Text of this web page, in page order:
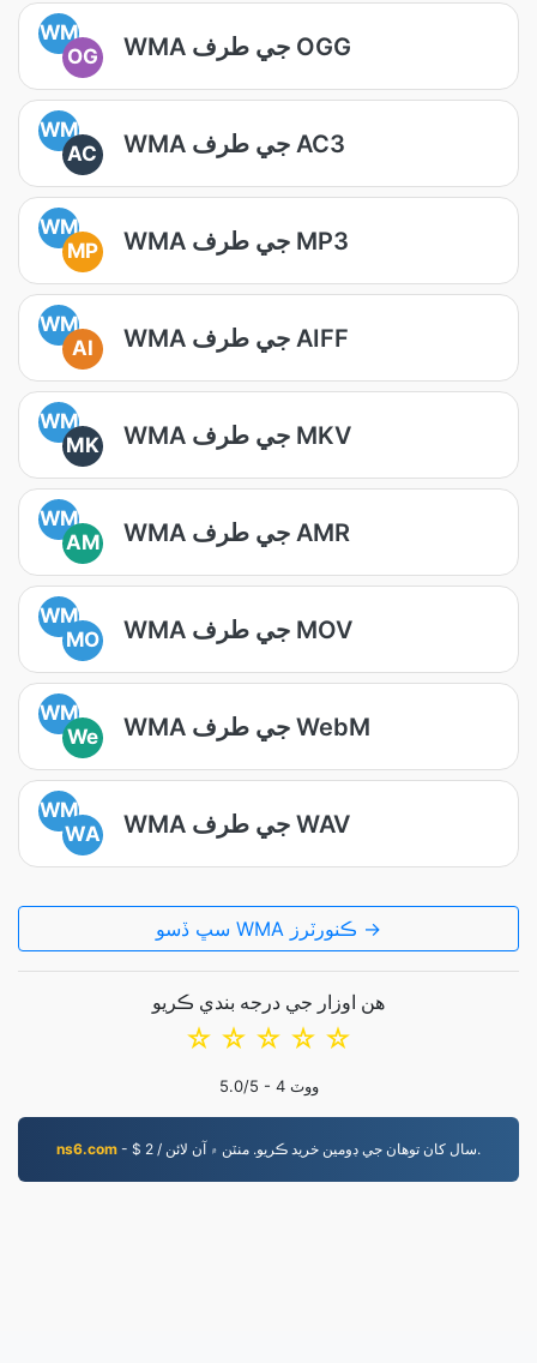
WM
OG
WMA جي طرف OGG
WM
AC
WMA جي طرف AC3
WM
MP
WMA جي طرف MP3
WM
AI
WMA جي طرف AIFF
WM
MK
WMA جي طرف MKV
WM
AM
WMA جي طرف AMR
WM
MO
WMA جي طرف MOV
WM
We
WMA جي طرف WebM
WM
WA
WMA جي طرف WAV
سڀ ڏسو WMA ڪنورٽرز →
هن اوزار جي درجه بندي ڪريو
☆
☆
☆
☆
☆
5.0/5 - 4 ووٽ
ns6.com - $ 2 / سال کان توهان جي ڊومين خريد ڪريو. منٽن ۾ آن لائن.